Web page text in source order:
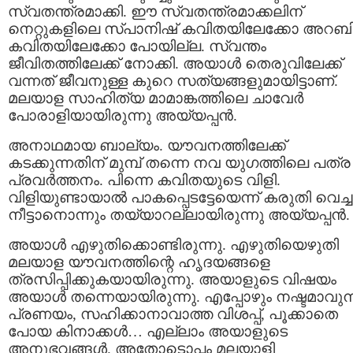
സ്വതന്ത്രമാക്കി. ഈ സ്വതന്ത്രമാക്കലിന്
നെറ്റുകളിലെ സ്പാനിഷ് കവിതയിലേക്കോ
കവിതയിലേക്കോ പോയില്ല. സ്വന്തം
ജീവിതത്തിലേക്ക് നോക്കി. അയാള്‍ തെരുവിലേക്ക്
വന്നത് ജീവനുള്ള കുറെ സത്യങ്ങളുമായിട്ടാണ്.
മലയാള സാഹിത്യ മാമാങ്കത്തിലെ ചാവേര്‍
പോരാളിയായിരുന്നു അയ്യപ്പന്‍.
അനാഥമായ ബാല്യം. യൗവനത്തിലേക്ക്
കടക്കുന്നതിന് മുമ്പ് തന്നെ നവ യുഗത്തിലെ പത്ര
പ്രവര്‍ത്തനം. പിന്നെ കവിതയുടെ വിളി.
വിളിയുണ്ടായാല്‍ പാകപ്പെടട്ടേയെന്ന് കരുതി
നീട്ടാനൊന്നും തയ്യാറല്ലായിരുന്നു അയ്യപ്പന്‍.
അയാള്‍ എഴുതിക്കൊണ്ടിരുന്നു. എഴുതിയെഴുതി
മലയാള യൗവനത്തിന്റെ ഹൃദയങ്ങളെ
ത്രസിപ്പിക്കുകയായിരുന്നു. അയാളുടെ വിഷയം
അയാള്‍ തന്നെയായിരുന്നു. എപ്പോഴും
പ്രണയം, സഹിക്കാനാവാത്ത വിശപ്പ്, പൂക്കാതെ
പോയ കിനാക്കള്‍… എല്ലാം അയാളുടെ
അനുഭവങ്ങള്‍. അതോടൊപ്പം മലയാളി